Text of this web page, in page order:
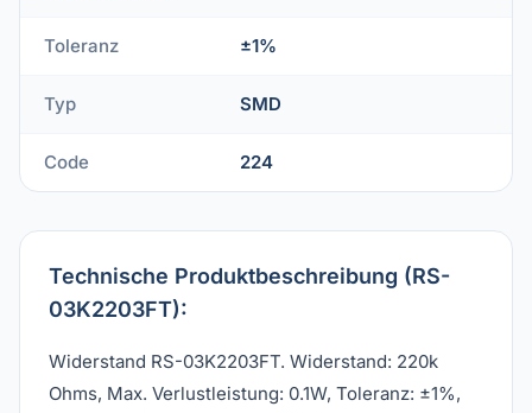
Toleranz ±1%
Typ SMD
Code 224
Technische Produktbeschreibung (RS-
03K2203FT):
Widerstand RS-03K2203FT. Widerstand: 220k
Ohms, Max. Verlustleistung: 0.1W, Toleranz: ±1%,